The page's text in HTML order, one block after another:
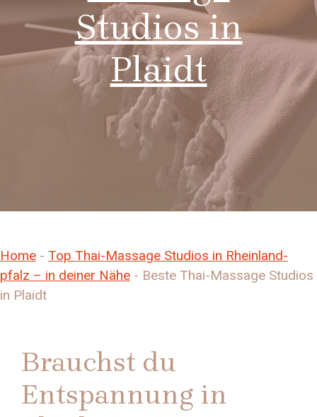
Studios in
Plaidt
Home - Top Thai-Massage Studios in Rheinland-
pfalz – in deiner Nähe - Beste Thai-Massage Studios
in Plaidt
Brauchst du
Entspannung in